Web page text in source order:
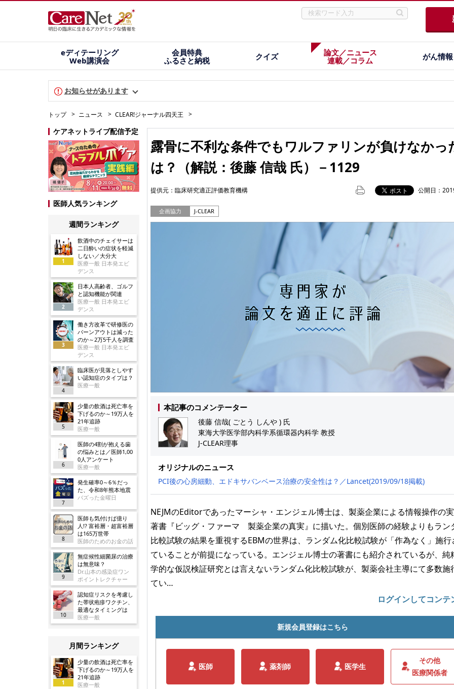
eディテーリング
Web講演会
会員特典
ふるさと納税
クイズ
論文／ニュース
連載／コラム
がん情報
お知らせがあります
トップ ニュース CLEAR!ジャーナル四天王
ケアネットライブ配信予定
医師人気ランキング
週間ランキング
1
飲酒中のチェイサーは
二日酔いの症状を軽減
しない／大分大
医療一般 日本発エビ
デンス
2
日本人高齢者、ゴルフ
と認知機能が関連
医療一般 日本発エビ
デンス
3
働き方改革で研修医の
バーンアウトは減った
のか～2万5千人を調査
医療一般 日本発エビ
デンス
4
臨床医が見落としやす
い認知症のタイプは？
医療一般
5
少量の飲酒は死亡率を
下げるのか～19万人を
21年追跡
医療一般
6
医師の4割が抱える歯
の悩みとは／医師1,00
0人アンケート
医療一般
7
発生確率0～6％だっ
た、令和8年熊本地震
バズった金曜日
8
医師も気付けば億り
人!? 富裕層・超富裕層
は165万世帯
医師のためのお金の話
9
無症候性細菌尿の治療
は無意味？
Dr.山本の感染症ワン
ポイントレクチャー
10
認知症リスクを考慮し
た帯状疱疹ワクチン、
最適なタイミングは
医療一般
月間ランキング
1
少量の飲酒は死亡率を
下げるのか～19万人を
21年追跡
医療一般
露骨に不利な条件でもワルファリンが負けなかっ
は？（解説：後藤 信哉 氏）－1129
提供元： 臨床研究適正評価教育機構 公開日：
企画協力 J-CLEAR
本記事のコメンテーター
後藤 信哉( ごとう しんや ) 氏
東海大学医学部内科学系循環器内科学 教授
J-CLEAR理事
オリジナルのニュース
PCI後の心房細動、エドキサバンベース治療の安全性は？／Lancet(2019/09/18掲載)
NEJMのEditorであったマーシャ・エンジェル博士は、製薬企業による情報操作の
著書『ビッグ・ファーマ 製薬企業の真実』に描いた。個別医師の経験よりもラン
比較試験の結果を重視するEBMの世界は、ランダム化比較試験が「作為なく」施行
ていることが前提になっている。エンジェル博士の著書にも紹介されているが、純
学的な仮説検証研究とは言えないランダム化比較試験が、製薬会社主導にて多数施
てい…
ログインしてコンテ
新規会員登録はこちら
医師 薬剤師 医学生
その他
医療関係者